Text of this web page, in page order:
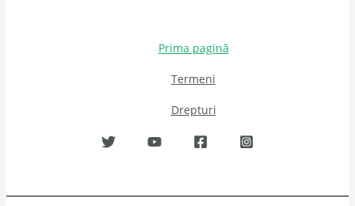
Prima pagină
Termeni
Drepturi